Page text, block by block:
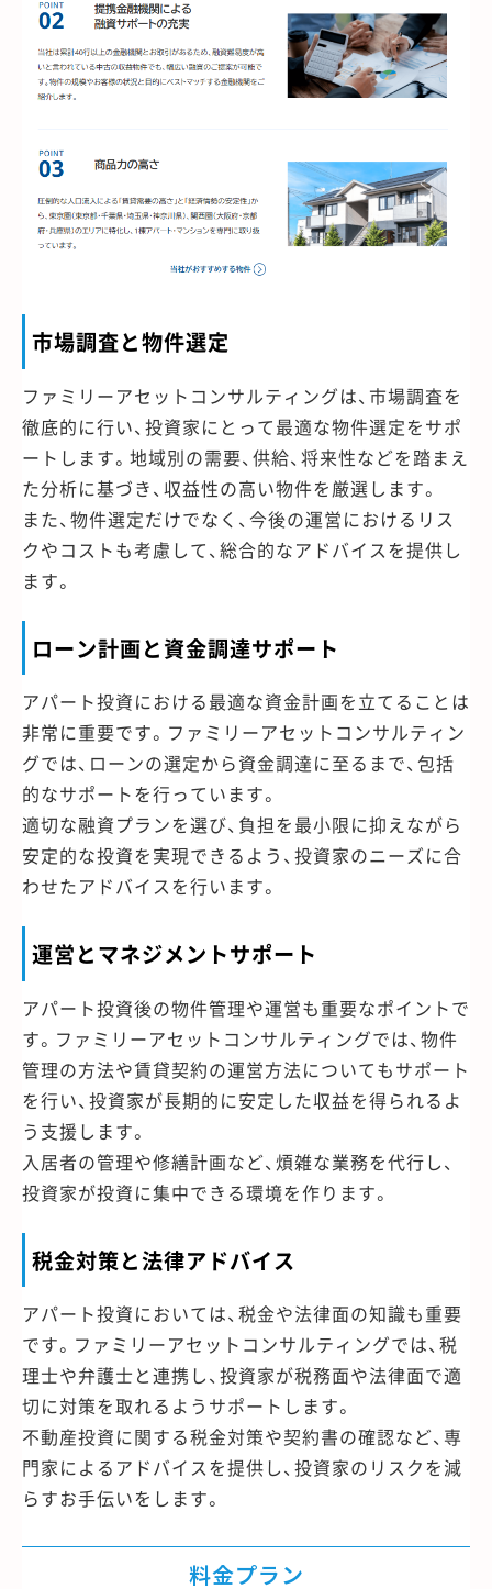
市場調査と物件選定
ファミリーアセットコンサルティングは、市場調査を
徹底的に行い、投資家にとって最適な物件選定をサポ
ートします。地域別の需要、供給、将来性などを踏まえ
た分析に基づき、収益性の高い物件を厳選します。
また、物件選定だけでなく、今後の運営におけるリス
クやコストも考慮して、総合的なアドバイスを提供し
ます。
ローン計画と資金調達サポート
アパート投資における最適な資金計画を立てることは
非常に重要です。ファミリーアセットコンサルティン
グでは、ローンの選定から資金調達に至るまで、包括
的なサポートを行っています。
適切な融資プランを選び、負担を最小限に抑えながら
安定的な投資を実現できるよう、投資家のニーズに合
わせたアドバイスを行います。
運営とマネジメントサポート
アパート投資後の物件管理や運営も重要なポイントで
す。ファミリーアセットコンサルティングでは、物件
管理の方法や賃貸契約の運営方法についてもサポート
を行い、投資家が長期的に安定した収益を得られるよ
う支援します。
入居者の管理や修繕計画など、煩雑な業務を代行し、
投資家が投資に集中できる環境を作ります。
税金対策と法律アドバイス
アパート投資においては、税金や法律面の知識も重要
です。ファミリーアセットコンサルティングでは、税
理士や弁護士と連携し、投資家が税務面や法律面で適
切に対策を取れるようサポートします。
不動産投資に関する税金対策や契約書の確認など、専
門家によるアドバイスを提供し、投資家のリスクを減
らすお手伝いをします。
料金プラン